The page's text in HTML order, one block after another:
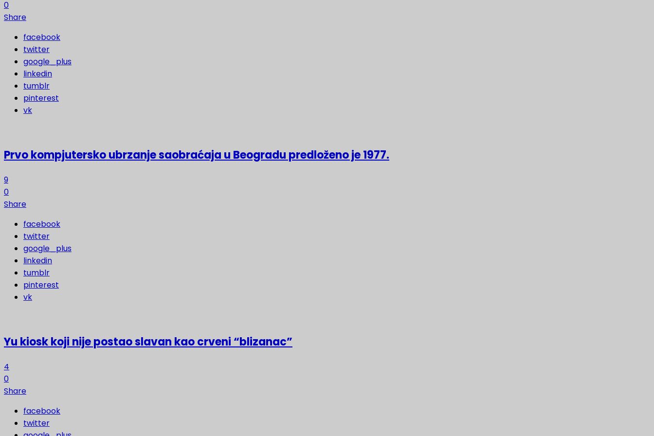
0
Share
facebook
twitter
google_plus
linkedin
tumblr
pinterest
vk
Prvo kompjutersko ubrzanje saobraćaja u Beogradu predloženo je 1977.
9
0
Share
facebook
twitter
google_plus
linkedin
tumblr
pinterest
vk
Yu kiosk koji nije postao slavan kao crveni “blizanac”
4
0
Share
facebook
twitter